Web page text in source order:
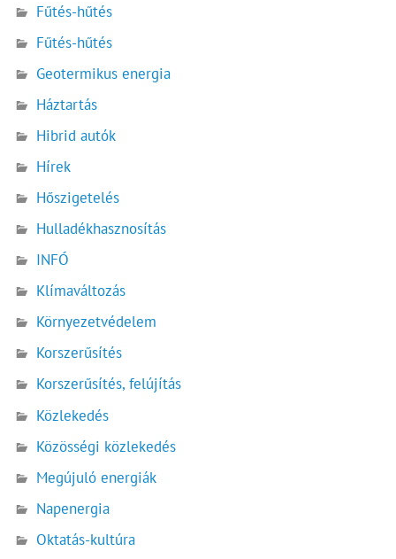
Fűtés-hűtés
Fűtés-hűtés
Geotermikus energia
Háztartás
Hibrid autók
Hírek
Hőszigetelés
Hulladékhasznosítás
INFÓ
Klímaváltozás
Környezetvédelem
Korszerűsítés
Korszerűsítés, felújítás
Közlekedés
Közösségi közlekedés
Megújuló energiák
Napenergia
Oktatás-kultúra